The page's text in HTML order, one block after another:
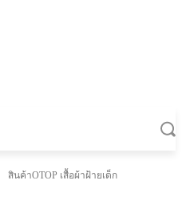
สินค้าOTOP เสื้อผ้าฝ้ายเด็ก